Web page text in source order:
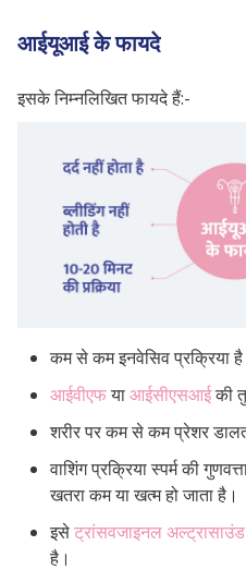
आईयूआई के फायदे
इसके निम्नलिखित फायदे हैं:-
कम से कम इनवेसिव प्रक्रिया
आईवीएफयाआईसीएसआईकी
शरीर पर कम से कम प्रेशर
वाशिंग प्रक्रिया स्पर्म की
खतरा कम या खत्म हो जाता है।
इसेट्रांसवजाइनल अल्ट्रासाउंड
है।